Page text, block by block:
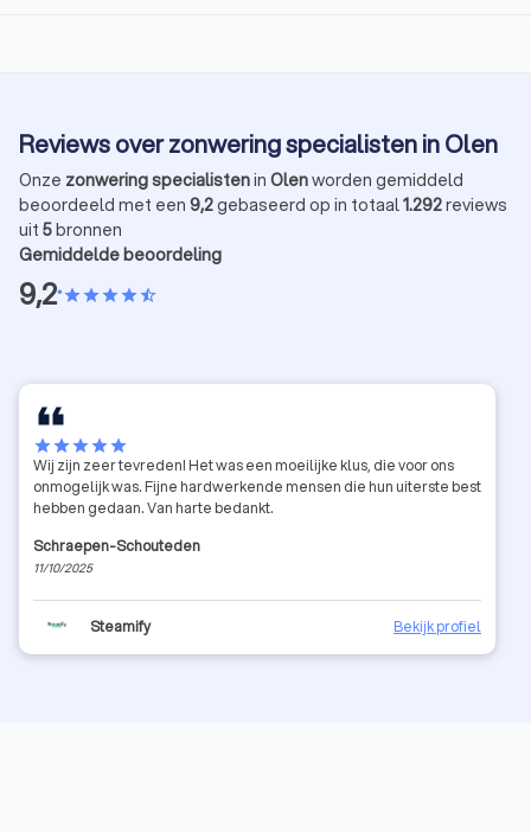
Reviews over zonwering specialisten in Olen
Onze zonwering specialistenin Olenworden gemiddeld
beoordeeld met een 9,2gebaseerd op in totaal1.292reviews
uit 5bronnen
Gemiddelde beoordeling
9,2•starstarstarstarstar_half
starstarstarstarstar
Wij zijn zeer tevreden! Het was een moeilijke klus, die voor ons
onmogelijk was. Fijne hardwerkende mensen die hun uiterste best
hebben gedaan. Van harte bedankt.
Schraepen-Schouteden
11/10/2025
Steamify Bekijk profiel